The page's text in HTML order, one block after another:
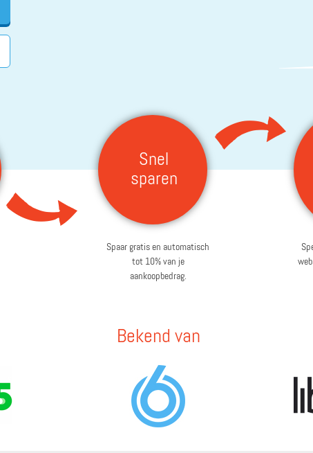
Snel
sparen
Spaar gratis en automatisch
tot 10% van je
aankoopbedrag.
Bekend van